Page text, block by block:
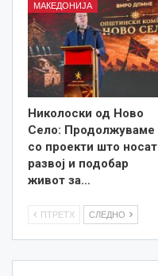
МАКЕДОНИЈА
Николоски од Ново
Село: Продолжуваме
со проекти што носат
развој и подобар
живот за…
ПТРЕТХ СЛЕДНО